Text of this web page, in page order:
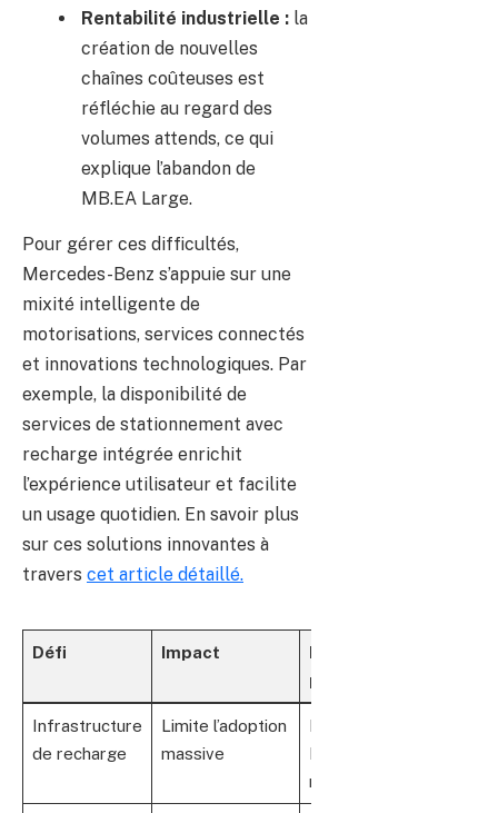
Rentabilité industrielle : la
création de nouvelles
chaînes coûteuses est
réfléchie au regard des
volumes attends, ce qui
explique l’abandon de
MB.EA Large.
Pour gérer ces difficultés,
Mercedes-Benz s’appuie sur une
mixité intelligente de
motorisations, services connectés
et innovations technologiques. Par
exemple, la disponibilité de
services de stationnement avec
recharge intégrée enrichit
l’expérience utilisateur et facilite
un usage quotidien. En savoir plus
sur ces solutions innovantes à
travers cet article détaillé.
Défi Impact
Mesure
prise
Infrastructure
de recharge
Limite l’adoption
massive
Intégration
Mercedes
me Charge